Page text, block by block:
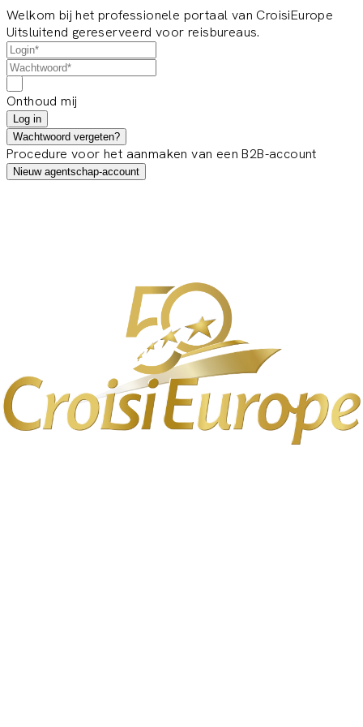
Welkom bij het professionele portaal van CroisiEurope
Uitsluitend gereserveerd voor reisbureaus.
Onthoud mij
Log in
Wachtwoord vergeten?
Procedure voor het aanmaken van een B2B-account
Nieuw agentschap-account